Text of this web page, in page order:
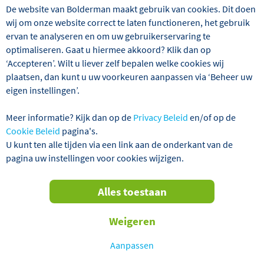
TOT € 100,- KORTING P.P.!
Bijna 800 jaar drukte de Arabische cultuur een stempel op
Andalusië en liet daarbij unieke schatten achter zoals het
Sevilla en de Mezquita in Córdoba. Tezamen vormen zij de
Andalusische Driehoek. Maar de Zuid-Spaanse provincie
ontbreken, kunt u een dagtocht maken naar de beroemde
Rots van Gibraltar en geniet u van een verblijf aan de bij
Nederlanders zo geliefde Costa del Sol. De rondreis wordt
De website van Bolderman maakt gebruik van cookies. Dit doen
wij om onze website correct te laten functioneren, het gebruik
ervan te analyseren en om uw gebruikerservaring te
optimaliseren. Gaat u hiermee akkoord? Klik dan op
‘Accepteren’. Wilt u liever zelf bepalen welke cookies wij
plaatsen, dan kunt u uw voorkeuren aanpassen via ‘Beheer uw
eigen instellingen’.
Meer informatie? Kijk dan op de Privacy Beleid en/of op de
Cookie Beleid pagina's.
U kunt ten alle tijden via een link aan de onderkant van de
pagina uw instellingen voor cookies wijzigen.
Aanpassen
Weigeren
Alles toestaan